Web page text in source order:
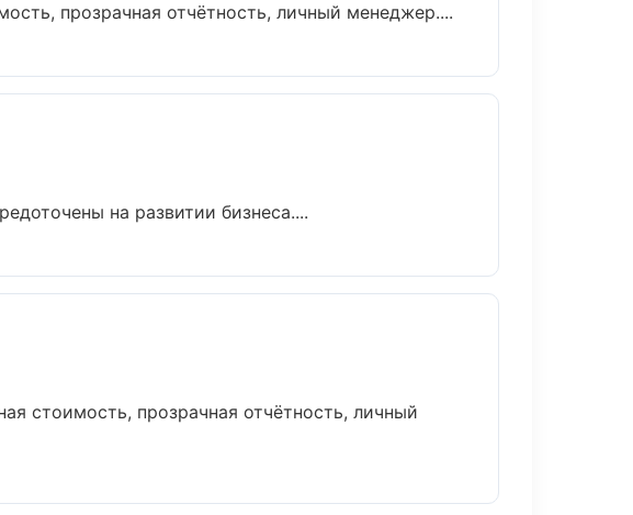
прозрачная отчётность, личный менеджер....
на развитии бизнеса....
стоимость, прозрачная отчётность, личный